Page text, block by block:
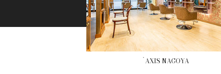
`AXIS NAGOYA